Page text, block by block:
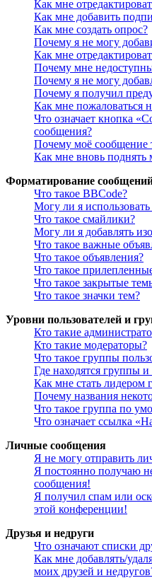
Как мне
Как мне добавить
Как мне создать опрос?
Почему я не могу
Как мне
Почему мне
Почему я не могу
Почему я получил
Как мне пожаловаться
Что означает кнопка
сообщения?
Почему моё сообщение
Как мне вновь поднять
Форматирование
Что такое BBCode?
Могу ли я
Что такое смайлики?
Могу ли я добавлять
Что такое важные
Что такое объявления?
Что такое
Что такое закрытые
Что такое значки тем?
Уровни пользователей и
Кто такие
Кто такие модераторы?
Что такое группы
Где находятся группы
Как мне стать лидером
Почему названия
Что такое группа по
Что означает ссылка
Личные сообщения
Я не могу отправить
Я постоянно получаю
сообщения!
Я получил спам или
этой конференции!
Друзья и недруги
Что означают списки
Как мне добавлять/
моих друзей и